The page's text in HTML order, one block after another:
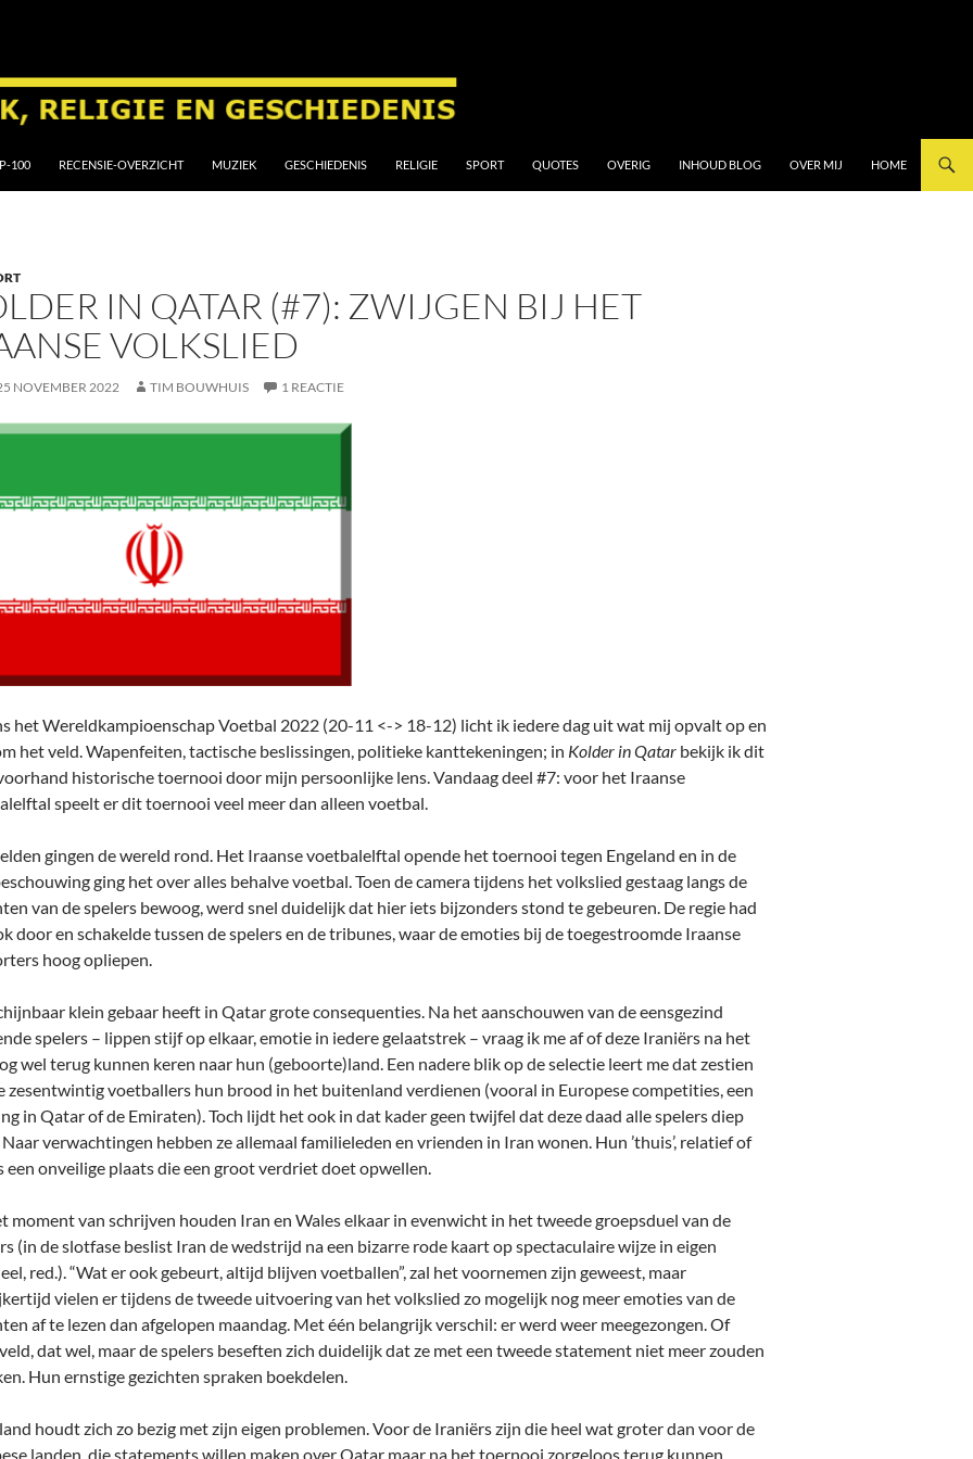
100 RECENSIE-OVERZICHT MUZIEK GESCHIEDENIS RELIGIE SPORT QUOTES OVERIG INHOUD BLOG OVER MIJ HOME
IN QATAR (#7): ZWIJGEN BIJ HET
VOLKSLIED
NOVEMBER 2022 TIM BOUWHUIS 1 REACTIE
het Wereldkampioenschap Voetbal 2022 (20-11 <-> 18-12) licht ik iedere dag uit wat mij opvalt op en
het veld. Wapenfeiten, tactische beslissingen, politieke kanttekeningen; in Kolder in Qatar bekijk ik dit
historische toernooi door mijn persoonlijke lens. Vandaag deel #7: voor het Iraanse
speelt er dit toernooi veel meer dan alleen voetbal.
gingen de wereld rond. Het Iraanse voetbalelftal opende het toernooi tegen Engeland en in de
ging het over alles behalve voetbal. Toen de camera tijdens het volkslied gestaag langs de
van de spelers bewoog, werd snel duidelijk dat hier iets bijzonders stond te gebeuren. De regie had
door en schakelde tussen de spelers en de tribunes, waar de emoties bij de toegestroomde Iraanse
hoog opliepen.
klein gebaar heeft in Qatar grote consequenties. Na het aanschouwen van de eensgezind
spelers – lippen stijf op elkaar, emotie in iedere gelaatstrek – vraag ik me af of deze Iraniërs na het
wel terug kunnen keren naar hun (geboorte)land. Een nadere blik op de selectie leert me dat zestien
zesentwintig voetballers hun brood in het buitenland verdienen (vooral in Europese competities, een
in Qatar of de Emiraten). Toch lijdt het ook in dat kader geen twijfel dat deze daad alle spelers diep
verwachtingen hebben ze allemaal familieleden en vrienden in Iran wonen. Hun ’thuis’, relatief of
een onveilige plaats die een groot verdriet doet opwellen.
moment van schrijven houden Iran en Wales elkaar in evenwicht in het tweede groepsduel van de
(in de slotfase beslist Iran de wedstrijd na een bizarre rode kaart op spectaculaire wijze in eigen
red.). “Wat er ook gebeurt, altijd blijven voetballen”, zal het voornemen zijn geweest, maar
vielen er tijdens de tweede uitvoering van het volkslied zo mogelijk nog meer emoties van de
af te lezen dan afgelopen maandag. Met één belangrijk verschil: er werd weer meegezongen. Of
dat wel, maar de spelers beseften zich duidelijk dat ze met een tweede statement niet meer zouden
Hun ernstige gezichten spraken boekdelen.
houdt zich zo bezig met zijn eigen problemen. Voor de Iraniërs zijn die heel wat groter dan voor de
landen, die statements willen maken over Qatar maar na het toernooi zorgeloos terug kunnen